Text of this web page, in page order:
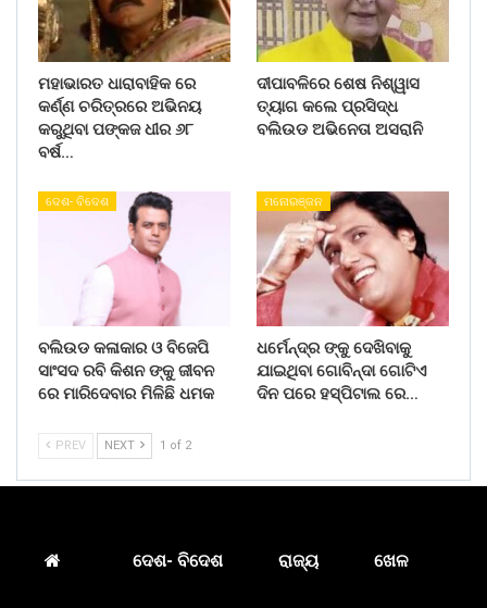
ମହାଭାରତ ଧାରାବାହିକ ରେ
କର୍ଣ୍ଣ ଚରିତ୍ରରେ ଅଭିନୟ
କରୁଥିବା ପଙ୍କଜ ଧୀର ୬୮
ବର୍ଷ…
ଦୀପାବଳିରେ ଶେଷ ନିଶ୍ୱାସ
ତ୍ୟାଗ କଲେ ପ୍ରସିଦ୍ଧ
ବଲିଉଡ ଅଭିନେତା ଅସରାନି
ଦେଶ- ବିଦେଶ
ବଲିଉଡ କଳାକାର ଓ ବିଜେପି
ସାଂସଦ ରବି କିଶନ ଙ୍କୁ ଜୀବନ
ରେ ମାରିଦେବାର ମିଳିଛି ଧମକ
ମନୋରଞ୍ଜନ
ଧର୍ମେନ୍ଦ୍ର ଙ୍କୁ ଦେଖିବାକୁ
ଯାଇଥିବା ଗୋବିନ୍ଦା ଗୋଟିଏ
ଦିନ ପରେ ହସ୍ପିଟାଲ ରେ…
PREV NEXT 1 of 2
ଦେଶ- ବିଦେଶ ରାଜ୍ୟ ଖେଳ